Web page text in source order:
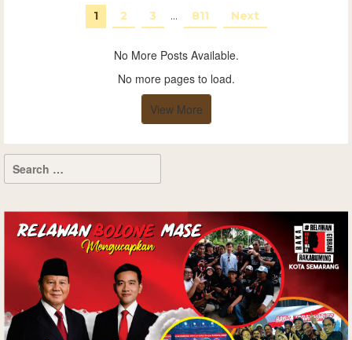
1 2 3 … 811 Next
No More Posts Available.
No more pages to load.
View More